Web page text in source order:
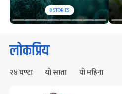
8STORIES
लोकप्रिय
२४ घण्टा यो साता यो महिना